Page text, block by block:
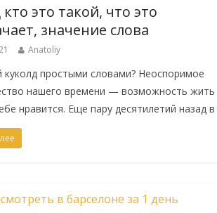
кто это такой, что это
значение слова
Anatoliy
куколд простыми словами? Неоспоримое
нашего времени — возможность жить
нравится. Еще пару десятилетий назад в